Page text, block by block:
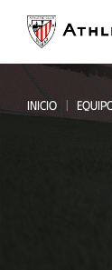
contenido
principal
INICIO